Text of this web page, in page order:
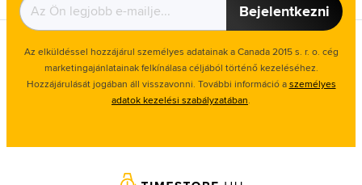
Bejelentkezni
Az elküldéssel hozzájárul személyes adatainak a Canada 2015 s. r. o. cég
marketingajánlatainak felkínálasa céljából történő kezeléséhez.
Hozzájárulását jogában áll visszavonni. További információ aszemélyes
adatok kezelési szabályzatában.